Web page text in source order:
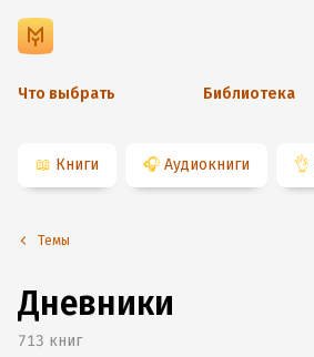
Что выбрать Библиотека
📖 Книги 🎧 Аудиокниги 👌
Темы
Дневники
713 книг